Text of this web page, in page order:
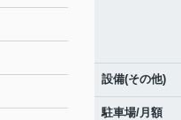
設備(その他)
駐車場/月額